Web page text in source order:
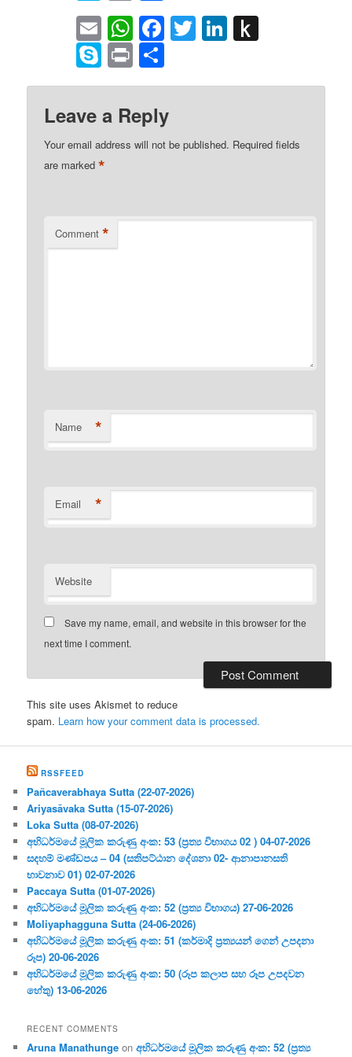
EmailWhatsApp
Facebook
TwitterLinkedIn
Kindle
Skype
Print
Leave a Reply
Your email address will not be published. Required fields
are marked*
Comment *
Name *
Email *
Website
Save my name, email, and website in this browser for the
next time I comment.
This site uses Akismet to reduce
spam. Learn how your comment data is processed.
RSSFEED
Pañcaverabhaya Sutta (22-07-2026)
Ariyasāvaka Sutta (15-07-2026)
Loka Sutta (08-07-2026)
අභිධර්මයේ මූලික කරුණු අංක: 53 (ප්‍ර‍ත්‍ය විභාගය 02 ) 04-07-2026
සදහම් මණ්ඩපය – 04 (සතිපට්ඨාන දේශනා 02- ආනාපානසති
භාවනාව 01) 02-07-2026
Paccaya Sutta (01-07-2026)
අභිධර්මයේ මූලික කරුණු අංක: 52 (ප්‍ර‍ත්‍ය විභාගය) 27-06-2026
Moliyaphagguna Sutta (24-06-2026)
අභිධර්මයේ මූලික කරුණු අංක: 51 (කර්මාදි ප්‍ර‍ත්‍යයන් ගෙන් උපදනා
රූප) 20-06-2026
අභිධර්මයේ මූලික කරුණු අංක: 50 (රූප කලාප සහ රූප උපදවන
හේතු) 13-06-2026
RECENT COMMENTS
Aruna Manathunge onඅභිධර්මයේ මූලික කරුණු අංක: 52 (ප්‍ර‍ත්‍ය